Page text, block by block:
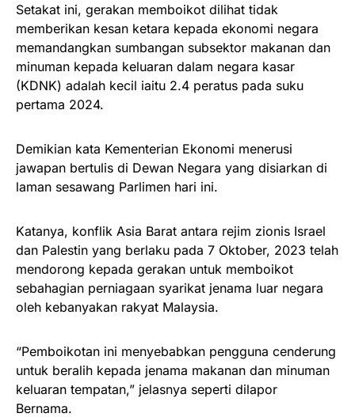
Setakat ini, gerakan memboikot dilihat tidak
memberikan kesan ketara kepada ekonomi negara
memandangkan sumbangan subsektor makanan dan
minuman kepada keluaran dalam negara kasar
(KDNK) adalah kecil iaitu 2.4 peratus pada suku
pertama 2024.
Demikian kata Kementerian Ekonomi menerusi
jawapan bertulis di Dewan Negara yang disiarkan di
laman sesawang Parlimen hari ini.
Katanya, konflik Asia Barat antara rejim zionis Israel
dan Palestin yang berlaku pada 7 Oktober, 2023 telah
mendorong kepada gerakan untuk memboikot
sebahagian perniagaan syarikat jenama luar negara
oleh kebanyakan rakyat Malaysia.
“Pemboikotan ini menyebabkan pengguna cenderung
untuk beralih kepada jenama makanan dan minuman
keluaran tempatan,” jelasnya seperti dilapor
Bernama.